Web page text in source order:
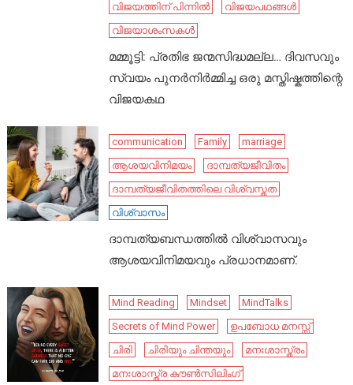
വിജയത്തിന് പിന്നിൽ
വിജയപഥങ്ങൾ
വിജയാശംസകൾ
മമ്മൂട്ടി: പ്രതിഭ ജന്മസിദ്ധമല്ല… ദിവസവും
സ്വയം പുനർനിർമ്മിച്ച ഒരു മസ്തിഷ്കത്തിന്റെ
വിജയകഥ
communication Family
marriage
ആശയവിനിമയം
ദാമ്പത്യജീവിതം
ദാമ്പത്യജീവിതത്തിലെ വിശ്വസ്തത
വിശ്വാസം
ദാമ്പത്യബന്ധത്തിൽ വിശ്വാസവും
ആശയവിനിമയവും പ്രധാനമാണ്.
Mind Reading Mindset
MindTalks
Secrets of Mind Power
ഉപബോധ മനസ്സ്
ചിരി
ചിരിയും ചിന്തയും
മനഃശാസ്ത്രം
മനഃശാസ്ത്ര കൗൺസിലിംഗ്